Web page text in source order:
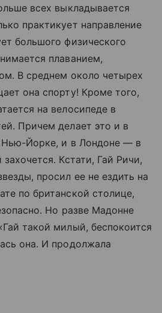
всех выкладывается
практикует направление
большого физического
плаванием,
В среднем около четырех
она спорту! Кроме того,
на велосипеде в
Причем делает это и в
Йорке, и в Лондоне — в
Кстати, Гай Ричи,
просил ее не ездить на
по британской столице,
Но разве Мадонне
такой милый, беспокоится
она. И продолжала